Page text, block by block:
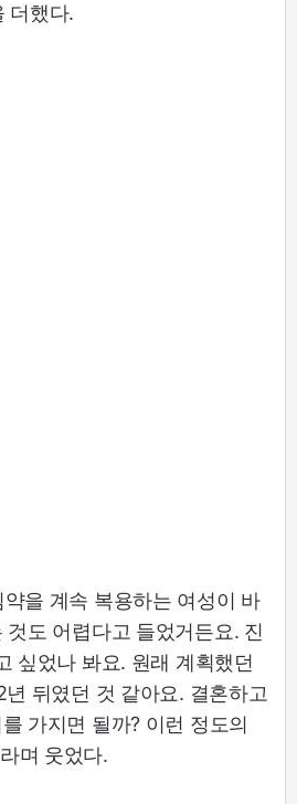
더했다.
을 계속 복용하는 여성이 바
것도 어렵다고 들었거든요. 진
싶었나 봐요. 원래 계획했던
뒤였던 것 같아요. 결혼하고
가지면 될까? 이런 정도의
며 웃었다.